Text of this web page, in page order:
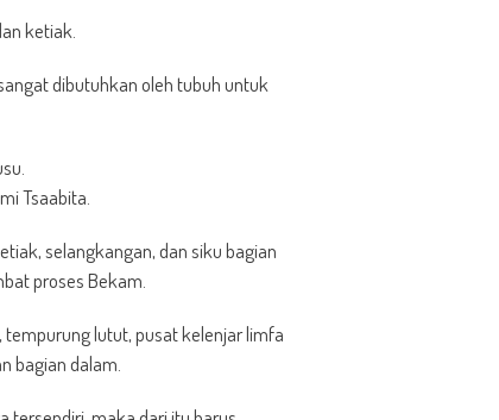
ketiak.
dibutuhkan oleh tubuh untuk
Tsaabita.
selangkangan, dan siku bagian
proses Bekam.
tempurung lutut, pusat kelenjar limfa
bagian dalam.